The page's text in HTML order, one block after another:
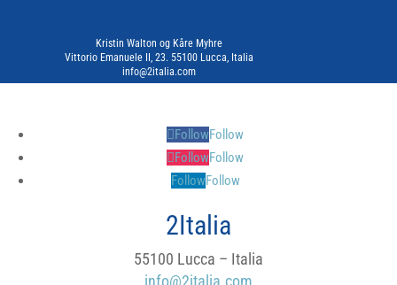
Kristin Walton og Kåre Myhre
Vittorio Emanuele II, 23. 55100 Lucca, Italia
info@2italia.com
FollowFollow
FollowFollow
FollowFollow
2Italia
55100 Lucca – Italia
info@2italia.com